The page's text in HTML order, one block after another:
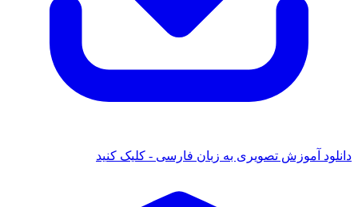
تصویری به زبان فارسی - کلیک کنید